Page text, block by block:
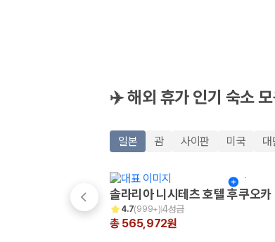
✈️ 해외 휴가 인기 숙소
일본 괌 사이판 미국 대
솔라리아 니시테츠 호텔 후쿠오카
4.7(999+)4성급
총 565,972원